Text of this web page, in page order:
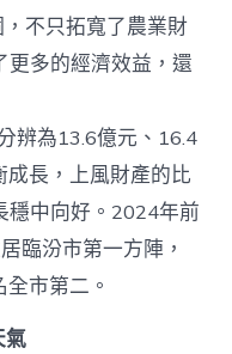
不只拓寬了農業財
更多的經濟效益，還
為13.6億元、16.4
長，上風財產的比
穩中向好。2024年前
臨汾市第一方陣，
市第二。
氣